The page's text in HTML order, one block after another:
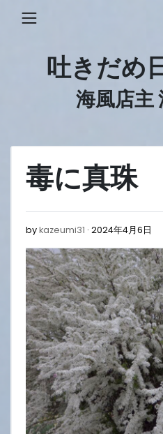
吐きだめ
海風店主
毒に真珠
bykazeumi31 2024年4月6日
4
月
6
日